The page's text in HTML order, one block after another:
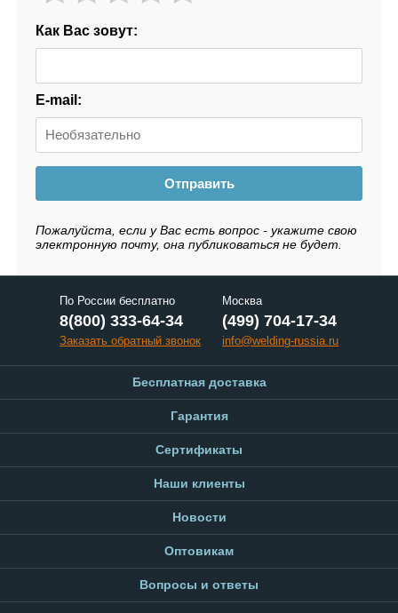
Как Вас зовут:
E-mail:
Отправить
Пожалуйста, если у Вас есть вопрос - укажите свою
электронную почту, она публиковаться не будет.
По России бесплатно
8(800) 333-64-34
Заказать обратный звонок
Москва
(499) 704-17-34
info@welding-russia.ru
Бесплатная доставка
Гарантия
Сертификаты
Наши клиенты
Новости
Оптовикам
Вопросы и ответы